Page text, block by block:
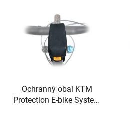
Ochranný obal KTM
Protection E-bike System